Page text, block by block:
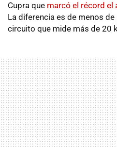
Cupra que marcó el récord el
La diferencia es de menos de
circuito que mide más de 20